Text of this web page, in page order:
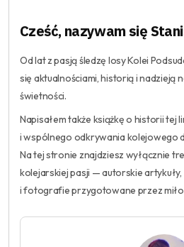
Cześć, nazywam się
Od lat z pasją śledzę losy Kolei
się aktualnościami, historią i nadzieją
świetności.
Napisałem także książkę o historii tej
i wspólnego odkrywania kolejowego
Na tej stronie znajdziesz wyłącznie
kolejarskiej pasji — autorskie
i fotografie przygotowane przez